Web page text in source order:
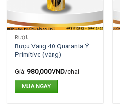
RƯỢU
Rượu Vang 40 Quaranta Ý
Primitivo (vàng)
Giá: 980,000VND/chai
MUA NGAY